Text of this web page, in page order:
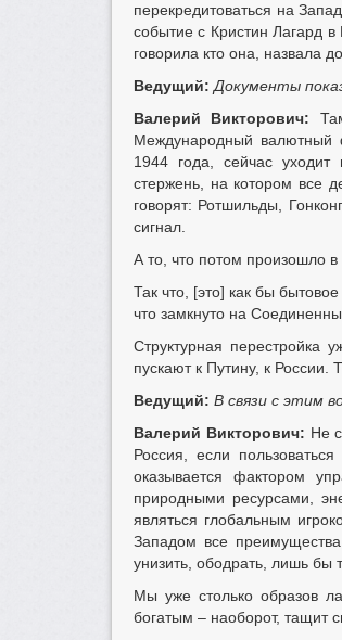
перекредитоваться на
событие с Кристин Лагард
говорила кто она, назвала
Ведущий: Документы
Валерий Викторович:
Международный валютный
1944 года, сейчас
стержень, на котором все
говорят: Ротшильды,
сигнал.
А то, что потом произошло в
Так что, [это] как бы
что замкнуто на
Структурная перестройка
пускают к Путину, к
Ведущий: В связи с этим
Валерий Викторович: Не
Россия, если
оказывается фактором
природными ресурсами,
являться глобальным
Западом все
унизить, ободрать, лишь бы
Мы уже столько образов
богатым – наоборот, тащит